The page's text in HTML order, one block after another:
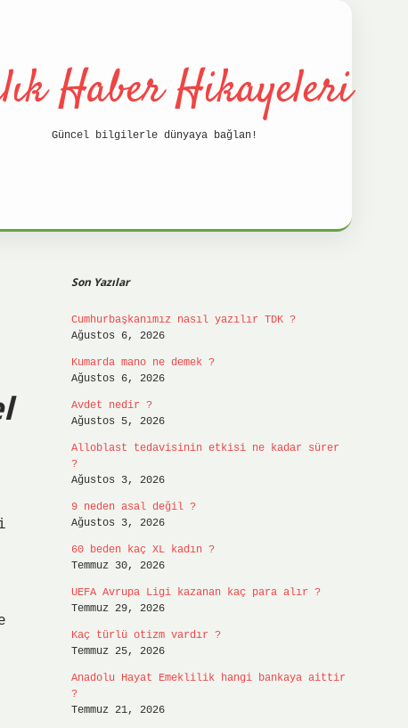
Haber Hikayeleri
Güncel bilgilerle dünyaya bağlan!
Son Yazılar
Cumhurbaşkanımız nasıl yazılır TDK ?
Ağustos 6, 2026
Kumarda mano ne demek ?
Ağustos 6, 2026
Avdet nedir ?
Ağustos 5, 2026
Alloblast tedavisinin etkisi ne kadar sürer
?
Ağustos 3, 2026
9 neden asal değil ?
Ağustos 3, 2026
60 beden kaç XL kadın ?
Temmuz 30, 2026
UEFA Avrupa Ligi kazanan kaç para alır ?
Temmuz 29, 2026
Kaç türlü otizm vardır ?
Temmuz 25, 2026
Anadolu Hayat Emeklilik hangi bankaya aittir
?
Temmuz 21, 2026